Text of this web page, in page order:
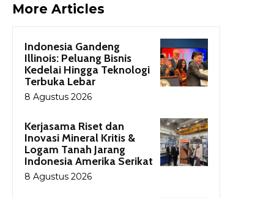
More Articles
Indonesia Gandeng
Illinois: Peluang Bisnis
Kedelai Hingga Teknologi
Terbuka Lebar
8 Agustus 2026
Kerjasama Riset dan
Inovasi Mineral Kritis &
Logam Tanah Jarang
Indonesia Amerika Serikat
8 Agustus 2026